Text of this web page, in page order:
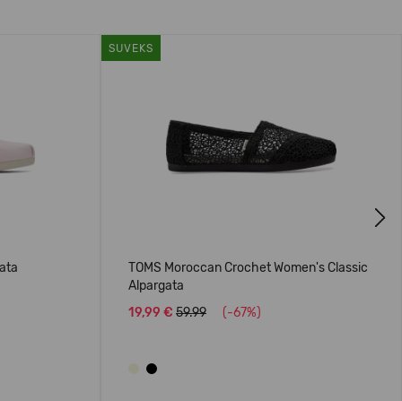
SUVEKS
TOMS Moroccan Crochet Women's Classic
Alpargata
19,99 € 59.99 (-67%)